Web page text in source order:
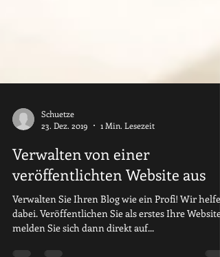
23. Dez. 2019
1 Min. Lesezeit
Verwalten von einer
veröffentlichten Website aus
Verwalten Sie Ihren Blog wie ein Profi! Wir helfen
dabei. Veröffentlichen Sie als erstes Ihre Website,
melden Sie sich dann direkt auf...